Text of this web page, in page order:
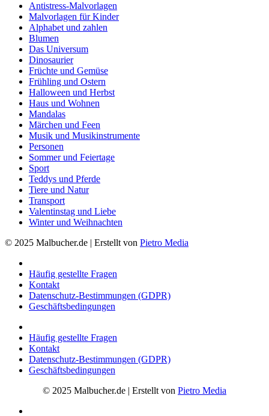
Antistress-Malvorlagen
Malvorlagen für Kinder
Alphabet und zahlen
Blumen
Das Universum
Dinosaurier
Früchte und Gemüse
Frühling und Ostern
Halloween und Herbst
Haus und Wohnen
Mandalas
Märchen und Feen
Musik und Musikinstrumente
Personen
Sommer und Feiertage
Sport
Teddys und Pferde
Tiere und Natur
Transport
Valentinstag und Liebe
Winter und Weihnachten
© 2025 Malbucher.de | Erstellt von Pietro Media
Häufig gestellte Fragen
Kontakt
Datenschutz-Bestimmungen (GDPR)
Geschäftsbedingungen
Häufig gestellte Fragen
Kontakt
Datenschutz-Bestimmungen (GDPR)
Geschäftsbedingungen
© 2025 Malbucher.de | Erstellt von Pietro Media